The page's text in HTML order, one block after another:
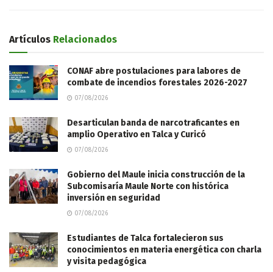
Artículos Relacionados
CONAF abre postulaciones para labores de
combate de incendios forestales 2026-2027
07/08/2026
Desarticulan banda de narcotraficantes en
amplio Operativo en Talca y Curicó
07/08/2026
Gobierno del Maule inicia construcción de la
Subcomisaría Maule Norte con histórica
inversión en seguridad
07/08/2026
Estudiantes de Talca fortalecieron sus
conocimientos en materia energética con charla
y visita pedagógica